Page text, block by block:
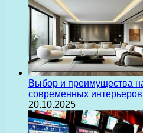
Выбор и преимущества
современных
20.10.2025